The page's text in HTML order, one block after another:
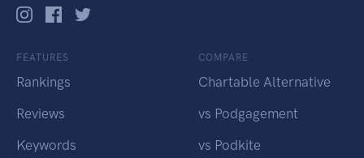
FEATURES
Rankings
Reviews
Keywords
COMPARE
Chartable Alternative
vs Podgagement
vs Podkite